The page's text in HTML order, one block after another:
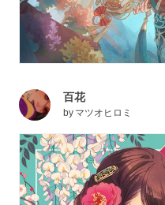
百花
by マツオヒロミ